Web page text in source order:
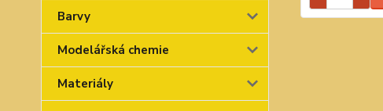
Barvy
Modelářská chemie
Materiály